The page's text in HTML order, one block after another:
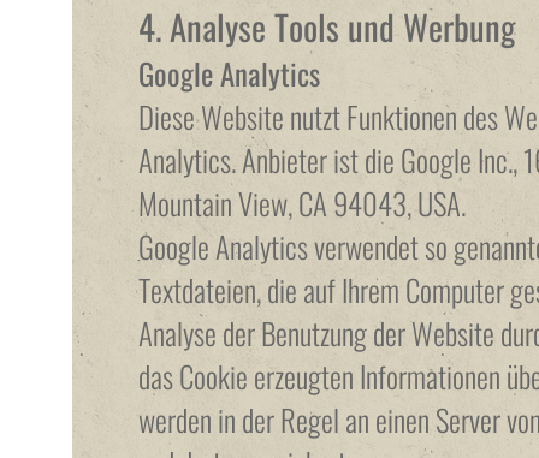
4. Analyse Tools und Werbung
Google Analytics
Diese Website nutzt Funktionen des
Analytics. Anbieter ist die Google Inc.,
Mountain View, CA 94043, USA.
Google Analytics verwendet so
Textdateien, die auf Ihrem Computer
Analyse der Benutzung der Website
das Cookie erzeugten Informationen
werden in der Regel an einen Server